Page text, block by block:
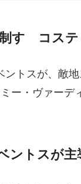
す コス
トスが、敵
ー・ヴァー
ントスが主